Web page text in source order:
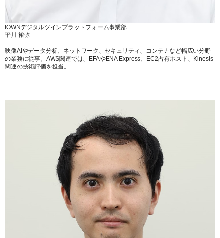
IOWNデジタルツインプラットフォーム事業部
平川 裕弥
映像AIやデータ分析、ネットワーク、セキュリティ、コンテナなど幅広い分野
の業務に従事。AWS関連では、EFAやENA Express、EC2占有ホスト、Kinesis
関連の技術評価を担当。